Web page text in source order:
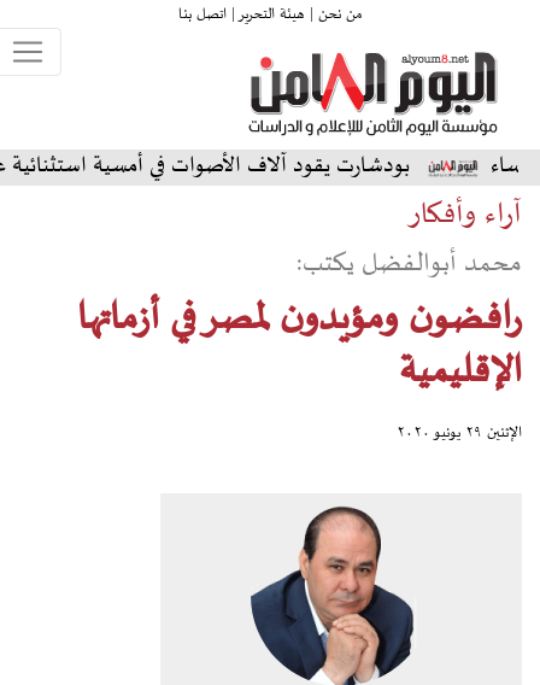
من نحن | هيئة التحرير |اتصل بنا
يقود آلاف الأصوات في أمسية استثنائية على المسرح
آراء وأفكار
محمد أبوالفضل يكتب:
رافضون ومؤيدون لمصر في أزماتها
الإقليمية
الإثنين ٢٩ يونيو ٢٠٢٠